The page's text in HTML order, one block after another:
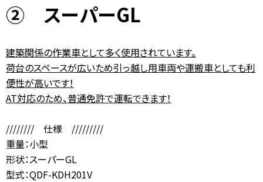
② スーパーGL
建築関係の作業車として多く使用されています。
荷台のスペースが広いため引っ越し用車両や運搬車としても利
便性が高いです！
AT対応のため、普通免許で運転できます！
//////// 仕様 /////////
重量：小型
形状：スーパーGL
型式：QDF-KDH201V